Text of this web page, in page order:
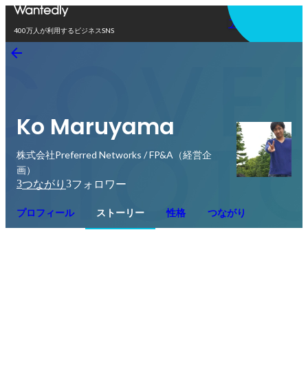
400万人が利用するビジネスSNS
アプリを使う
Ko Maruyama
株式会社Preferred Networks / FP&A（経営企
画）
3つながり 3フォロワー
プロフィール ストーリー 性格 つながり